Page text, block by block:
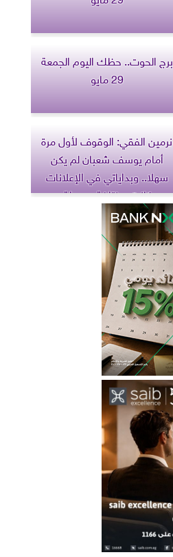
برج الحوت.. حظك اليوم الجمعة
29 مايو
نرمين الفقي: الوقوف لأول مرة
أمام يوسف شعبان لم يكن
سهلا.. وبداياتي في الإعلانات
كانت مختلفة وجميلة